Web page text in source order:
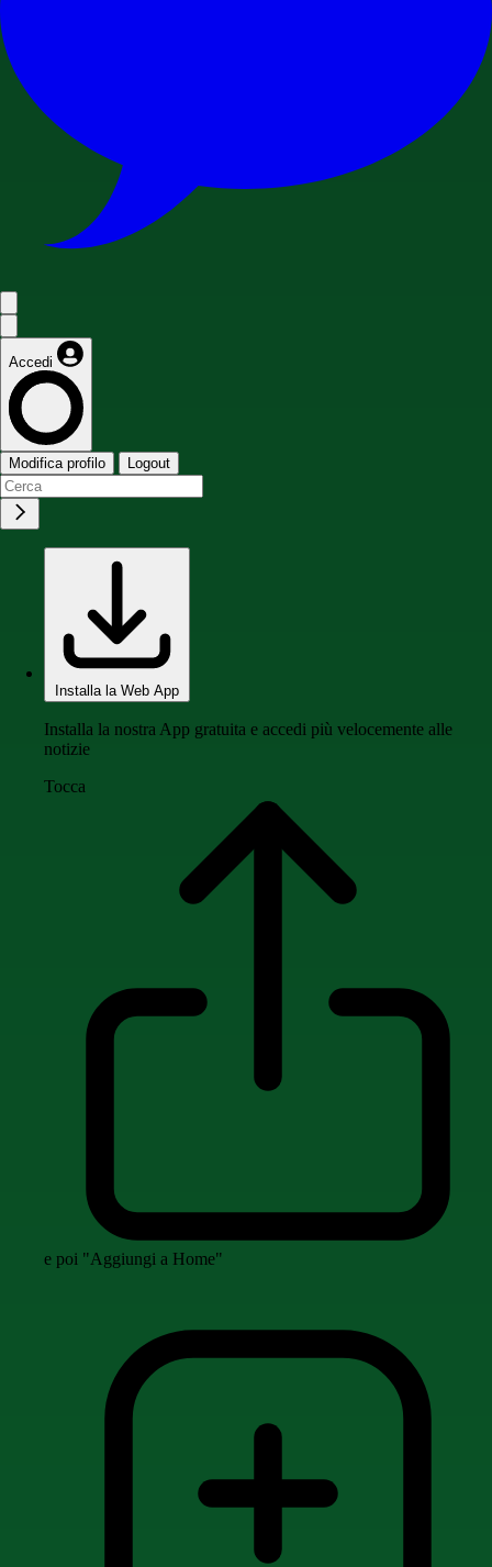
Accedi
Modifica profilo Logout
Installa la Web App
Installa la nostra App gratuita e accedi più velocemente alle
notizie
Tocca
e poi "Aggiungi a Home"